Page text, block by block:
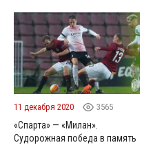
11 декабря 2020 3565
«Спарта» — «Милан».
Судорожная победа в память